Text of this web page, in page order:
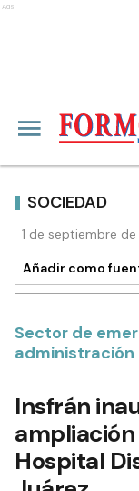
Ads
SOCIEDAD
1 de septiembre
Añadir como
Sector de
administración
Insfrán
Hospital